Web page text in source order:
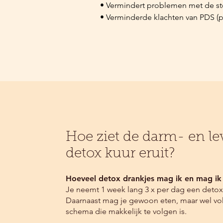
• Vermindert problemen met de
• Verminderde klachten van PDS
• Heeft een gunstig effect op de
• Stimuleert de groei van
• Bloedwaarden verbeteren en
• Werkt positief bij reumatische
spierproblemen
•  Het vertraagt je
Hoe ziet de darm- en
detox kuur eruit?
Hoeveel detox drankjes mag ik en mag
Je neemt 1 week lang 3 x per dag een
Daarnaast mag je gewoon eten, maar wel
schema die makkelijk te volgen is.